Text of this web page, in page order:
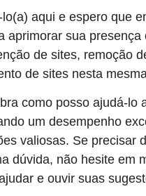
aqui e espero que
aprimorar sua presença
de sites, remoção
de sites nesta
como posso ajudá-lo
um desempenho
valiosas. Se precisar
dúvida, não hesite em
e ouvir suas